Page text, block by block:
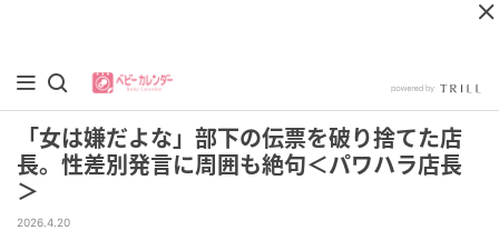
「女は嫌だよな」部下の伝票を破り捨てた店
長。性差別発言に周囲も絶句＜パワハラ店長
＞
2026.4.20